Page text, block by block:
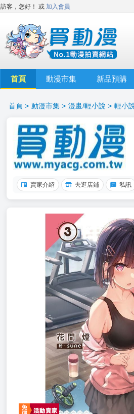
訪客，您好！ 或 加入會員
首頁 動漫市集 新品預購
首頁 > 動漫市集 > 漫畫/輕小說 > 輕小
賣家介紹 去逛店鋪 私訊